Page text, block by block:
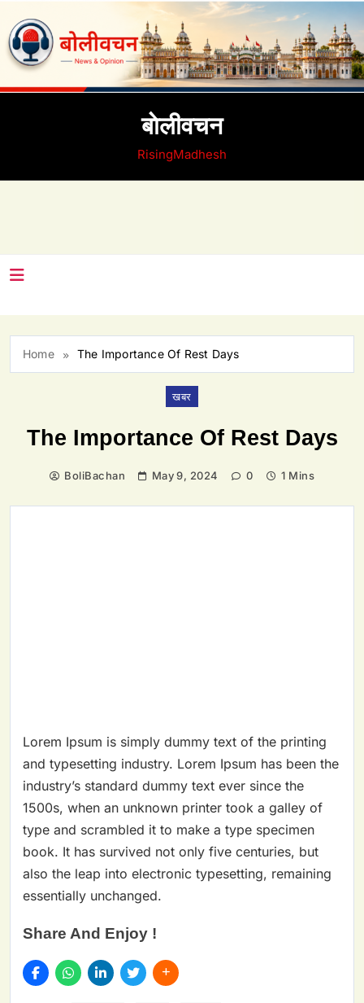
content
बाेलीवचन
RisingMadhesh
Home The Importance Of Rest Days
खबर
The Importance Of Rest Days
BoliBachan May 9, 2024 0 1 Mins
Lorem Ipsum is simply dummy text of the printing
and typesetting industry. Lorem Ipsum has been the
industry’s standard dummy text ever since the
1500s, when an unknown printer took a galley of
type and scrambled it to make a type specimen
book. It has survived not only five centuries, but
also the leap into electronic typesetting, remaining
essentially unchanged.
Share And Enjoy !